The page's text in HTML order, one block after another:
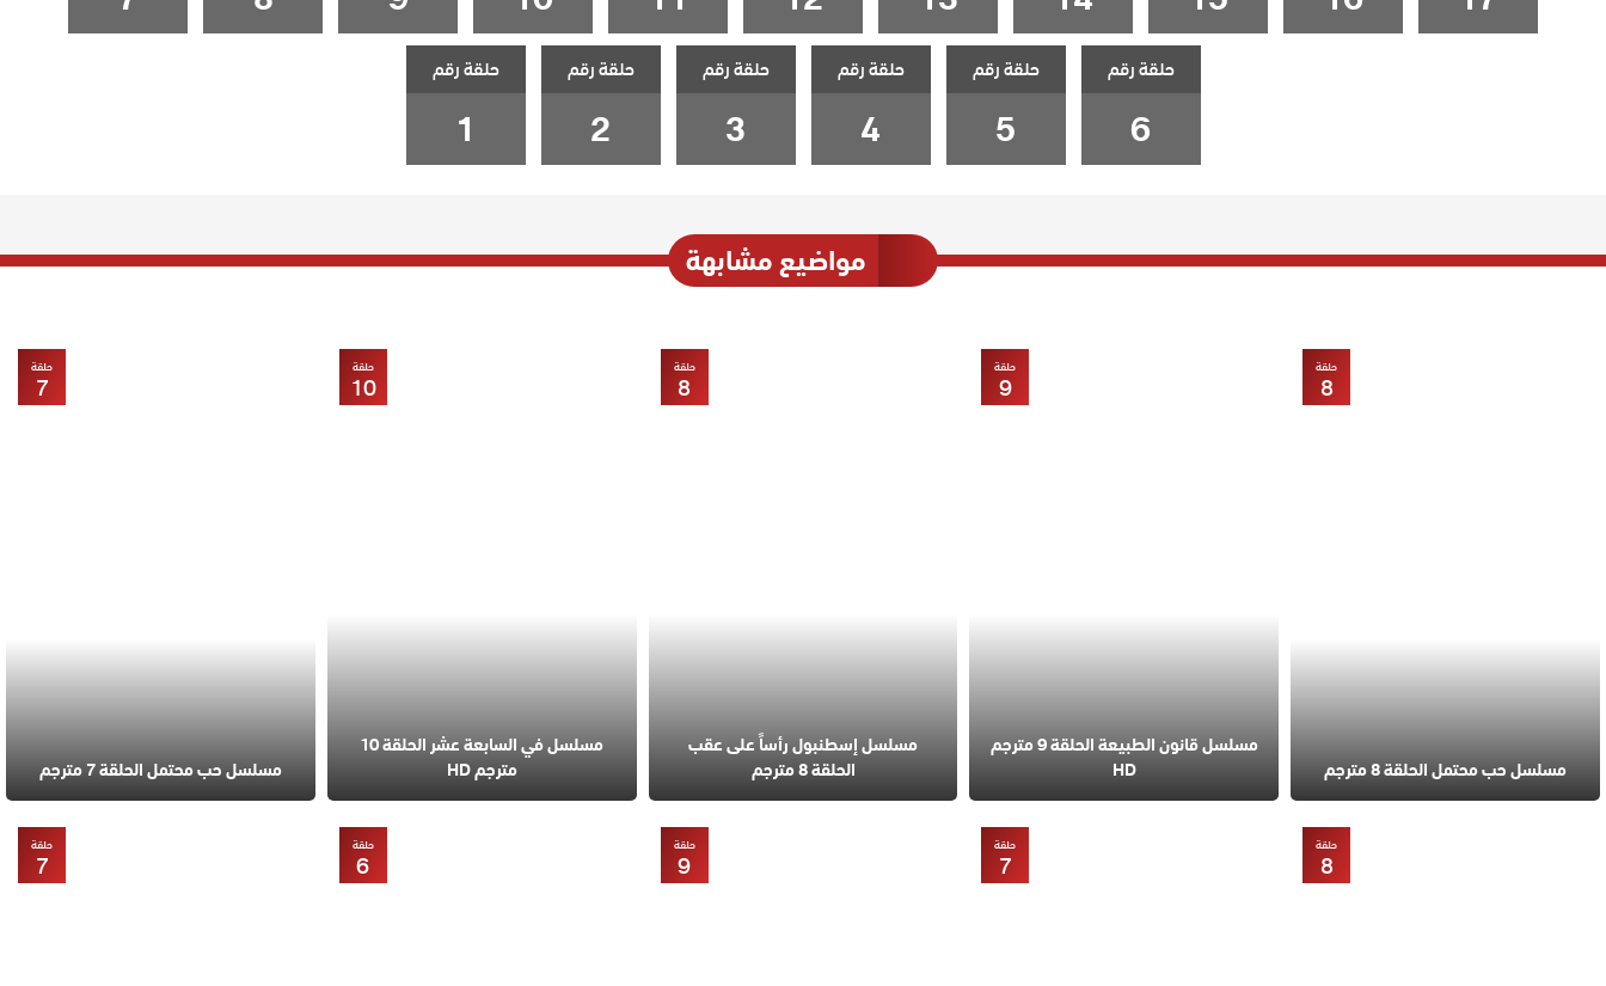
حلقة رقم
6
حلقة رقم
5
حلقة رقم
4
حلقة رقم
3
حلقة رقم
2
حلقة رقم
1
مواضيع مشابهة
مسلسل حب محتمل الحلقة 8 مترجم
حلقة
8
مسلسل قانون الطبيعة الحلقة 9 مترجم
HD
حلقة
9
مسلسل إسطنبول رأساً على عقب
الحلقة 8 مترجم
حلقة
8
مسلسل في السابعة عشر الحلقة 10
مترجم HD
حلقة
10
مسلسل حب محتمل الحلقة 7 مترجم
حلقة
7
حلقة
8
حلقة
7
حلقة
9
حلقة
6
حلقة
7